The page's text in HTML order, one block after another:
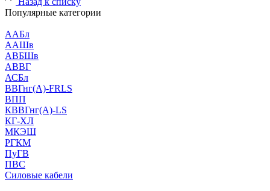
Популярные категории
ААБл
ААШв
АВБШв
АВВГ
АСБл
ВВГнг(А)-FRLS
ВПП
КВВГнг(А)-LS
КГ-ХЛ
МКЭШ
РГКМ
ПуГВ
ПВС
Силовые кабели